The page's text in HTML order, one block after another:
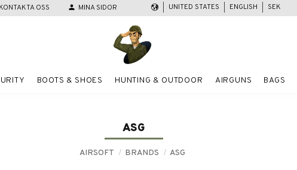
KONTAKTA OSS person MINA SIDOR UNITED STATES ENGLISH SEK
BOOTS & SHOES HUNTING & OUTDOOR AIRGUNS BAGS
ASG
AIRSOFT BRANDS ASG